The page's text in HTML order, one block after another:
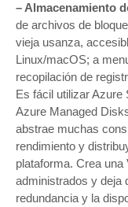
– Almacenamiento
de archivos de
vieja usanza,
Linux/macOS; a
recopilación de
Es fácil utilizar Azure
Azure Managed
abstrae muchas
rendimiento y
plataforma. Crea
administrados y deja
redundancia y la